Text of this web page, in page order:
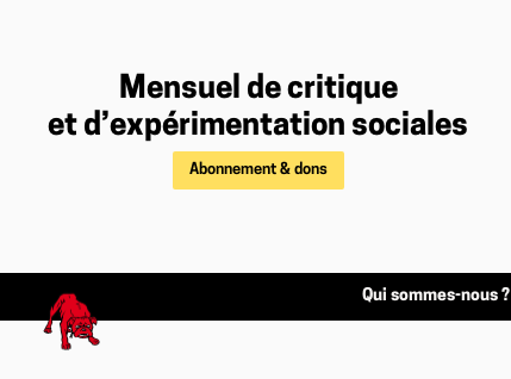
Mensuel de critique
et d’expérimentation sociales
Abonnement & dons
Qui sommes-nous ?